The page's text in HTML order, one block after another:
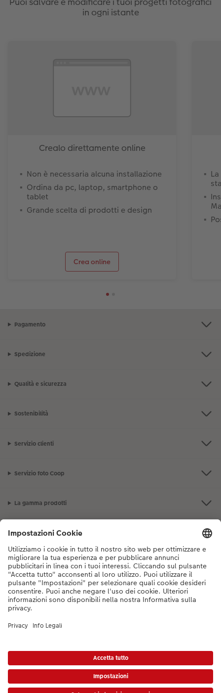
in ogni istante
Crealo direttamente online
Non è necessaria alcuna installazione
Ordina da pc, laptop, smartphone o
tablet
Grande scelta di prodotti e design
Crea online
Pagamento
Spedizione
Qualità e sicurezza
Sostenibilità
Servizio clienti
Servizio foto Coop
La gamma prodotti
I nostri consigli
Se hai domande sui prodotti o sull'ordine, non esitare a contattarci dal
lunedì alla domenica dalle 9:00 alle 20:00 (esclusi i giorni festivi) al
numero di telefono044 499 10 38 dal lunedì alla domenica, dalle 9:00 alle
20:00 (festività escluse)
DE|FR|IT
* I prezzi si intendono IVA inclusa, escl. spese di spedizione come dalistino prezzi.
prodotto mostrato potrebbe avere un prezzo più alto.
|Termini e condizioni|Privacy|Info legali